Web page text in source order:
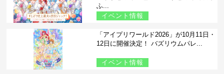
ふ...
イベント情報
「アイプリワールド2026」が10月11日・
12日に開催決定！ バズリウムパレ...
イベント情報